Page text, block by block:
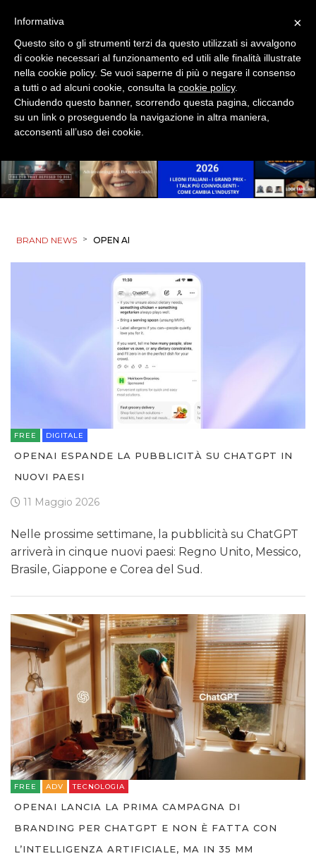
BRAND NEWS > OPEN AI
FREE DIGITALE
OPENAI ESPANDE LA PUBBLICITÀ SU CHATGPT IN
NUOVI PAESI
11 Maggio 2026
Nelle prossime settimane, la pubblicità su ChatGPT
arriverà in cinque nuovi paesi: Regno Unito, Messico,
Brasile, Giappone e Corea del Sud.
FREE ADV TECNOLOGIA
OPENAI LANCIA LA PRIMA CAMPAGNA DI
BRANDING PER CHATGPT E NON È FATTA CON
L’INTELLIGENZA ARTIFICIALE, MA IN 35 MM
×
Informativa
Questo sito o gli strumenti terzi da questo utilizzati si avvalgono
di cookie necessari al funzionamento ed utili alle finalità illustrate
nella cookie policy. Se vuoi saperne di più o negare il consenso
a tutti o ad alcuni cookie, consulta la cookie policy.
Chiudendo questo banner, scorrendo questa pagina, cliccando
su un link o proseguendo la navigazione in altra maniera,
acconsenti all’uso dei cookie.